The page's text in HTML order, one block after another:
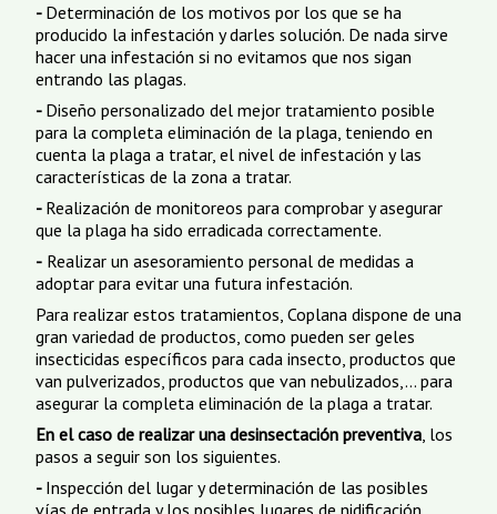
- Determinación de los motivos por los que se ha
producido la infestación y darles solución. De nada sirve
hacer una infestación si no evitamos que nos sigan
entrando las plagas.
- Diseño personalizado del mejor tratamiento posible
para la completa eliminación de la plaga, teniendo en
cuenta la plaga a tratar, el nivel de infestación y las
características de la zona a tratar.
- Realización de monitoreos para comprobar y asegurar
que la plaga ha sido erradicada correctamente.
- Realizar un asesoramiento personal de medidas a
adoptar para evitar una futura infestación.
Para realizar estos tratamientos, Coplana dispone de una
gran variedad de productos, como pueden ser geles
insecticidas específicos para cada insecto, productos que
van pulverizados, productos que van nebulizados,... para
asegurar la completa eliminación de la plaga a tratar.
En el caso de realizar una desinsectación preventiva, los
pasos a seguir son los siguientes.
- Inspección del lugar y determinación de las posibles
vías de entrada y los posibles lugares de nidificación.